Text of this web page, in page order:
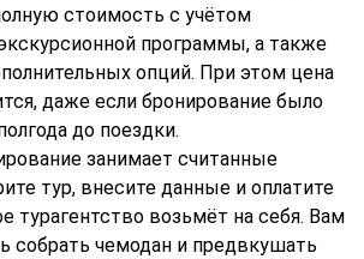
стоимость с учётом
программы, а также
опций. При этом цена
даже если бронирование было
до поездки.
занимает считанные
тур, внесите данные и оплатите
турагентство возьмёт на себя. Вам
собрать чемодан и предвкушать